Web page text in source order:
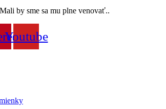
by sme sa mu plne venovať..
Youtube